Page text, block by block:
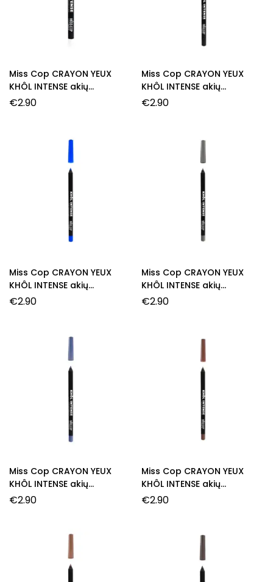
Miss Cop CRAYON YEUX
KHÔL INTENSE akių
pieštukas, 00- Blanc, 1,5 g.
€2.90
Miss Cop CRAYON YEUX
KHÔL INTENSE akių
pieštukas, 01- Noir, 1,5 g.
€2.90
Miss Cop CRAYON YEUX
KHÔL INTENSE akių
pieštukas, 04- Bleu, 1,5 g.
€2.90
Miss Cop CRAYON YEUX
KHÔL INTENSE akių
pieštukas, 09- Gris, 1,5 g.
€2.90
Miss Cop CRAYON YEUX
KHÔL INTENSE akių
pieštukas, 14- Bleu nuit, 1,5
€2.90
Miss Cop CRAYON YEUX
KHÔL INTENSE akių
pieštukas, 20- Noisette, 1,5
€2.90